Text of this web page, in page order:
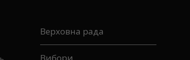
Верховна рада
Вибори